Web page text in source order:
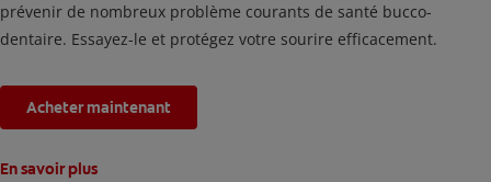
prévenir de nombreux problème courants de santé bucco-
dentaire. Essayez-le et protégez votre sourire efficacement.
Acheter maintenant
En savoir plus